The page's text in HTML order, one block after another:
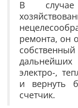
В случае
ремонта, он
дальнейших
электро-,
и вернуть
счетчик.